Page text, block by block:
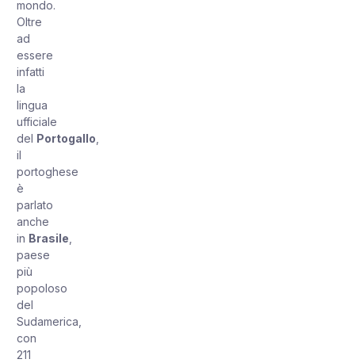
mondo.
Oltre
ad
essere
infatti
la
lingua
ufficiale
del Portogallo
il
portoghese
è
parlato
anche
in Brasile
paese
più
popoloso
del
Sudamerica,
con
211